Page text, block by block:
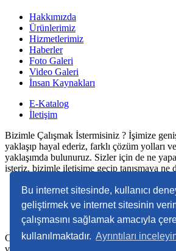
Bu internet sitesinde, kullanıcı
geliştirmek ve internet sitesinin
çalışmasını sağlamak amacıyla
kullanılmaktadır. Ayrıntıları
Hakkımızda
Ürünlerimiz
Hizmetlerimiz
Haberler
Foto Galeri
Video Galeri
İnsan Kaynakları
E-Katalog
İletişim
Bizimle Çalışmak İstermisiniz ? İşimize
yaklaşıp hayal ederiz, farklı çözüm yolları
yaklaşımda bulunuruz. Sizler için de ne
isteriz, bizimle iletişime geçip tanışmaya ne
Çalışma Saatleri
Pazartesi - Cuma 09:00 - 18:00
Copyright © 2022. Her Hakkı Saklıdır.
ve dağıtılması halinde yasal haklarımız